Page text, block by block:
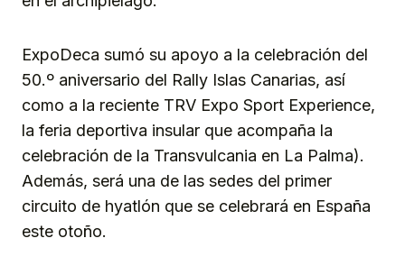
ExpoDeca sumó su apoyo a la celebración del
50.º aniversario del Rally Islas Canarias, así
como a la reciente TRV Expo Sport Experience,
la feria deportiva insular que acompaña la
celebración de la Transvulcania en La Palma).
Además, será una de las sedes del primer
circuito de hyatlón que se celebrará en España
este otoño.